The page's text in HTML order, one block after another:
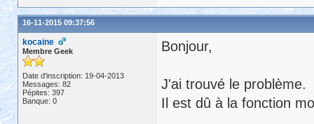
16-11-2015 09:37:56
kocaine
Membre Geek
Date d'inscription: 19-04-2013
Messages: 82
Pépites: 397
Banque: 0
Bonjour,
J'ai trouvé le problème.
Il est dû à la fonction